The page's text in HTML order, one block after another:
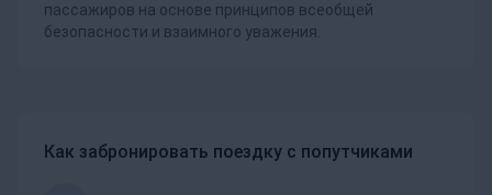
пассажиров на основе принципов всеобщей
безопасности и взаимного уважения.
Как забронировать поездку с попутчиками